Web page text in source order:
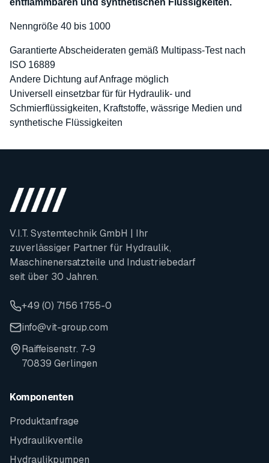
entflammbaren und synthetischen Flüssigkeiten.
Nenngröße 40 bis 1000
Garantierte Abscheideraten gemäß Multipass-Test nach
ISO 16889
Andere Dichtung auf Anfrage möglich
Universell einsetzbar für für Hydraulik- und
Schmierflüssigkeiten, Kraftstoffe, wässrige Medien und
synthetische Flüssigkeiten
V.I.T. Systemtechnik GmbH | Ihr
zuverlässiger Partner für Hydraulik,
Maschinenersatzteile und Industriebedarf
seit über 30 Jahren.
+49 (0) 7156 1755-0
info@vit-group.com
Raiffeisenstr. 7-9
70839 Gerlingen
Komponenten
Produktanfrage
Hydraulikventile
Hydraulikpumpen